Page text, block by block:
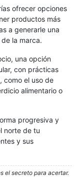
ofrecer opciones
productos más
a generarle una
la marca.
una opción
con prácticas
como el uso de
alimentario o
progresiva y
norte de tu
y sus
el secreto para acertar.